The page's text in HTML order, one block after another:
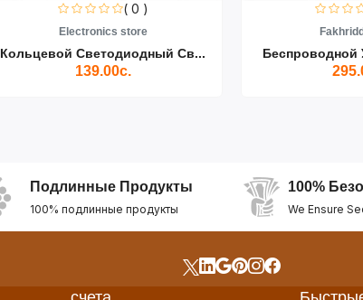
( 0 )
Electronics store
Кольцевой Светодиодный Св...
139.00с.
Беспроводной
Подлинные Продукты
100% подлинные продукты
100%
We Ensure